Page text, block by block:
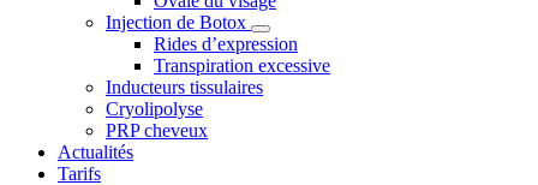
Injection de Botox
Rides d’expression
Transpiration excessive
Inducteurs tissulaires
Cryolipolyse
PRP cheveux
Actualités
Tarifs